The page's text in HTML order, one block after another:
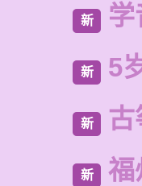
新
新 5
新
新 福